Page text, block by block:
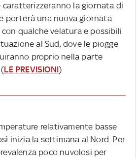
la giornata di
porterà una nuova giornata
qualche velatura e possibili
al Sud, dove le piogge
proprio nella parte
LE PREVISIONI)
relativamente basse
inizia la settimana al Nord. Per
poco nuvolosi per